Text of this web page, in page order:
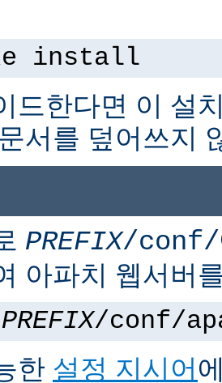
install
드한다면 이 설
서를 덮어쓰지
PREFIX/conf/
아파치 웹서버
PREFIX/conf/
한 설정 지시어